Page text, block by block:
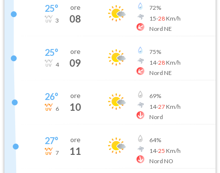
25°
3
ore
08
72%
15-28Km/h
Nord NE
25°
4
ore
09
75%
14-28Km/h
Nord NE
26°
6
ore
10
69%
14-27Km/h
Nord
27°
7
ore
11
64%
14-25 Km/h
Nord NO